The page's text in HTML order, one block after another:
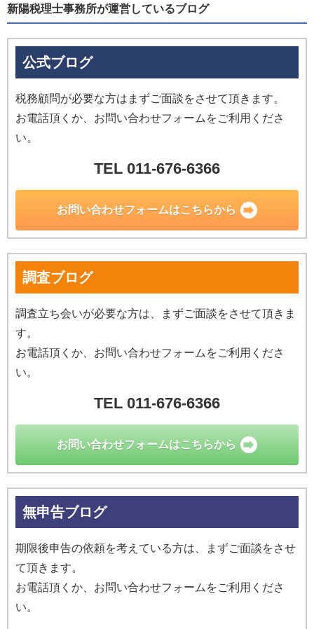
新陽税理士事務所が運営しているブログ
公式ブログ
税務顧問が必要な方はまずご面談をさせて頂きます。
お電話頂くか、お問い合わせフォームをご利用くださ
い。
TEL 011-676-6366
お問い合わせフォームはこちらから
調査ブログ
調査立ち会いが必要な方は、まずご面談をさせて頂きま
す。
お電話頂くか、お問い合わせフォームをご利用くださ
い。
TEL 011-676-6366
お問い合わせフォームはこちらから
無申告ブログ
期限後申告の依頼を考えている方は、まずご面談をさせ
て頂きます。
お電話頂くか、お問い合わせフォームをご利用くださ
い。